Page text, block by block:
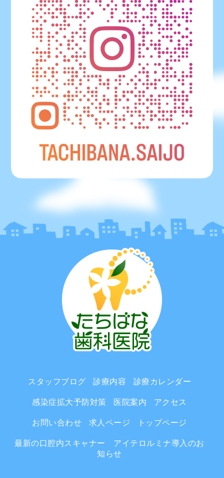
スタッフブログ 診療内容 診療カレンダー
感染症拡大予防対策 医院案内 アクセス
お問い合わせ 求人ページ トップページ
最新の口腔内スキャナー アイテロルミナ導入のお
知らせ